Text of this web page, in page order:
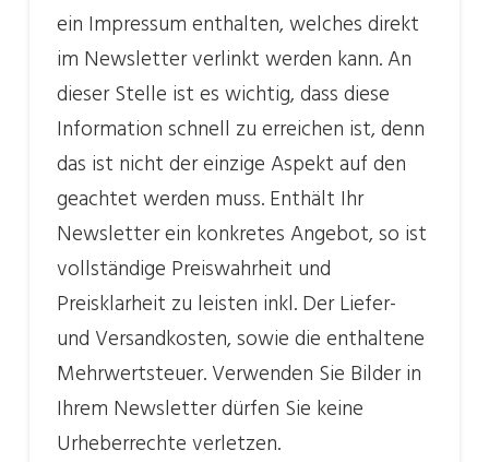
ein Impressum enthalten, welches direkt
im Newsletter verlinkt werden kann. An
dieser Stelle ist es wichtig, dass diese
Information schnell zu erreichen ist, denn
das ist nicht der einzige Aspekt auf den
geachtet werden muss. Enthält Ihr
Newsletter ein konkretes Angebot, so ist
vollständige Preiswahrheit und
Preisklarheit zu leisten inkl. Der Liefer-
und Versandkosten, sowie die enthaltene
Mehrwertsteuer. Verwenden Sie Bilder in
Ihrem Newsletter dürfen Sie keine
Urheberrechte verletzen.